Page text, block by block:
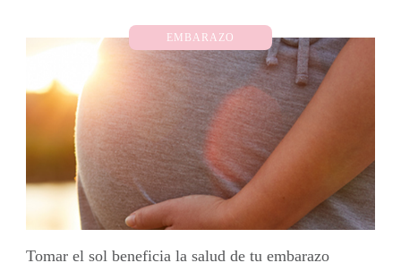
EMBARAZO
Tomar el sol beneficia la salud de tu embarazo